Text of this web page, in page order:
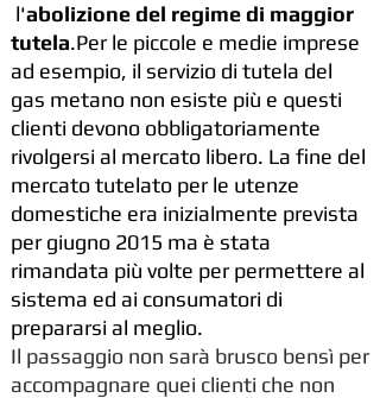
l'abolizione del regime di maggior
tutela.Per le piccole e medie imprese
ad esempio, il servizio di tutela del
gas metano non esiste più e questi
clienti devono obbligatoriamente
rivolgersi al mercato libero. La fine del
mercato tutelato per le utenze
domestiche era inizialmente prevista
per giugno 2015 ma è stata
rimandata più volte per permettere al
sistema ed ai consumatori di
prepararsi al meglio.
Il passaggio non sarà brusco bensì per
accompagnare quei clienti che non